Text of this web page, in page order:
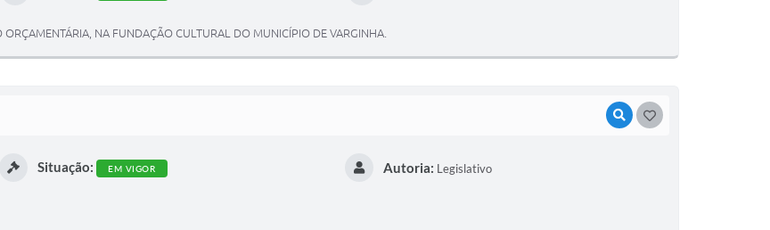
NA FUNDAÇÃO CULTURAL DO MUNICÍPIO DE VARGINHA.
VISUALIZAR
Situação: EM VIGOR Autoria: Legislativo